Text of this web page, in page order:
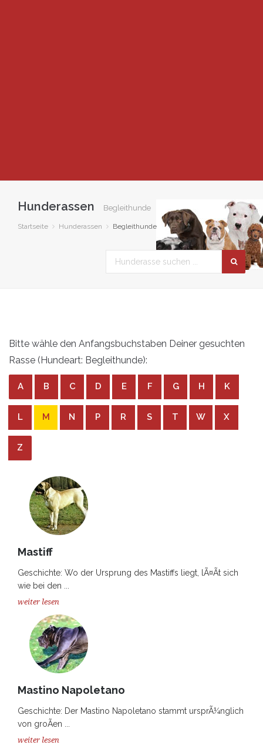
Hunderassen Begleithunde
Startseite Hunderassen Begleithunde
Bitte wähle den Anfangsbuchstaben Deiner gesuchten
Rasse (Hundeart: Begleithunde):
A B C D E F G H K
L M N P R S T W X
Z
Mastiff
Geschichte: Wo der Ursprung des Mastiffs liegt, lÃ¤Ãt sich
wie bei den ...
weiter lesen
Mastino Napoletano
Geschichte: Der Mastino Napoletano stammt ursprÃ¼nglich
von groÃen ...
weiter lesen